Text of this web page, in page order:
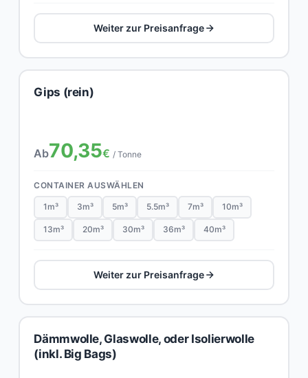
Weiter zur Preisanfrage
Gips (rein)
Ab70,35€ / Tonne
CONTAINER AUSWÄHLEN
1m³ 3m³ 5m³ 5.5m³ 7m³ 10m³
13m³ 20m³ 30m³ 36m³ 40m³
Weiter zur Preisanfrage
Dämmwolle, Glaswolle, oder Isolierwolle
(inkl. Big Bags)